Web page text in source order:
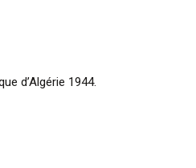
d’Algérie 1944.